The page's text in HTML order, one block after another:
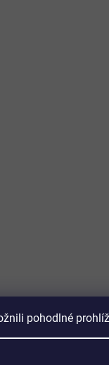
pohodlné